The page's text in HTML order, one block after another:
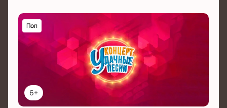
6+
Поп